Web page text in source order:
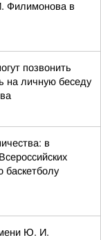
Филимонова в
позвонить
на личную беседу
в
баскетболу
Ю. И.